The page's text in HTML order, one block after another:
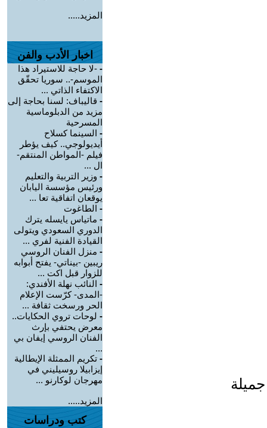
المزيد.....
اخبار الأدب والفن
- -لا حاجة للاستيراد هذا
الموسم-.. سوريا تحقّق
الاكتفاء الذاتي ...
- قاليباف: لسنا بحاجة إلى
مزيد من الدبلوماسية
المسرحية
- السينما كسلاح
أيديولوجي.. كيف يؤطر
فيلم -المواطن المنتقم-
ال ...
- وزير التربية والتعليم
ورئيس مؤسسة اليابان
يوقعان اتفاقية تعا ...
- الطاغوت
- ماتياس يايسله يترك
الدوري السعودي ويتولى
القيادة الفنية لفري ...
- منزل الفنان الروسي
ريبين -بيناتي- يفتح أبوابه
للزوار قبل اكت ...
- النائب نهلة الأفندي:
-المدى- كرّست الإعلام
الحر ورسخت ثقافة ...
- لوحات تروي الحكايات..
معرض يحتفي بإرث
الفنان الروسي إيفان بي
...
- تكريم الممثلة الإيطالية
إيزابيلا روسيليني في
مهرجان لوكارنو ...
المزيد.....
كتب ودراسات